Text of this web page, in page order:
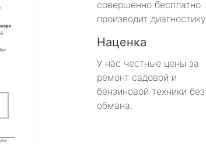
совершенно бесплатно
производит диагностику.
Наценка
У нас честные цены за
ремонт садовой и
бензиновой техники без
обмана.